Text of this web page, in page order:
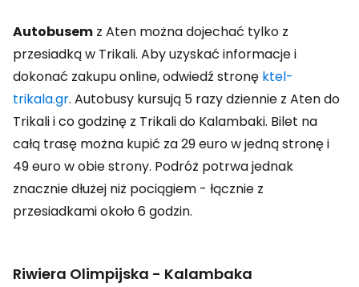
Autobusem z Aten można dojechać tylko z
przesiadką w Trikali. Aby uzyskać informacje i
dokonać zakupu online, odwiedź stronę ktel-
trikala.gr. Autobusy kursują 5 razy dziennie z Aten do
Trikali i co godzinę z Trikali do Kalambaki. Bilet na
całą trasę można kupić za 29 euro w jedną stronę i
49 euro w obie strony. Podróż potrwa jednak
znacznie dłużej niż pociągiem - łącznie z
przesiadkami około 6 godzin.
Riwiera Olimpijska - Kalambaka